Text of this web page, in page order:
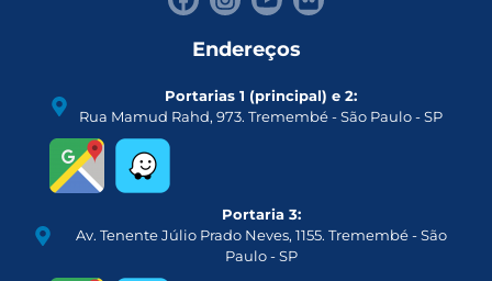
Endereços
Portarias 1 (principal) e 2:
Rua Mamud Rahd, 973. Tremembé - São Paulo - SP
Portaria 3:
Av. Tenente Júlio Prado Neves, 1155. Tremembé - São
Paulo - SP